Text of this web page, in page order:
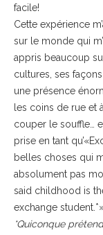
facile!
Cette expérience
sur le monde qui
appris beaucoup
cultures, ses
une présence
les coins de rue et
couper le souffle…
prise en tant
belles choses qui
absolument pas
said childhood is
exchange
*Quiconque